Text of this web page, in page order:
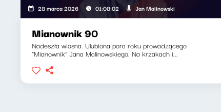
28 marca 2026 01:08:02 Jan Malinowski
Mianownik 90
Nadeszła wiosna. Ulubiona pora roku prowadzącego
"Mianownik" Jana Malinowskiego. Na krzakach i...